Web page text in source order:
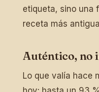
etiqueta, sino una
receta más
Auténtico, no
Lo que valía hace